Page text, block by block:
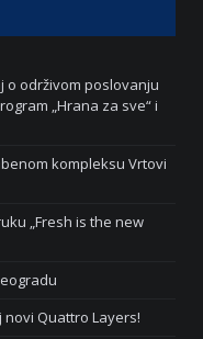
o održivom poslovanju
„Hrana za sve“ i
kompleksu Vrtovi
„Fresh is the new
Quattro Layers!